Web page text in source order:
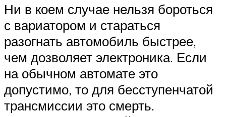
Ни в коем случае нельзя бороться
с вариатором и стараться
разогнать автомобиль быстрее,
чем дозволяет электроника. Если
на обычном автомате это
допустимо, то для бесступенчатой
трансмиссии это смерть.